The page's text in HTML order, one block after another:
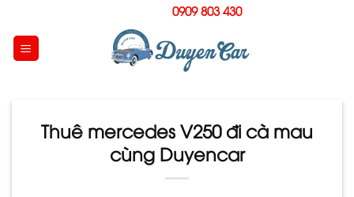
content
0909 803 430
Thuê mercedes V250 đi cà mau
cùng Duyencar